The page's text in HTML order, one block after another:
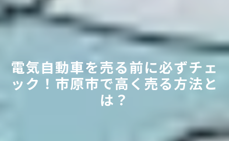
電気自動車を売る前に必ずチェ
ック！市原市で高く売る方法と
は？